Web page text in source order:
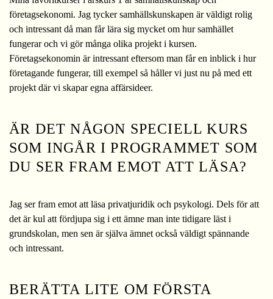
företagsekonomi. Jag tycker samhällskunskapen är väldigt rolig
och intressant då man får lära sig mycket om hur samhället
fungerar och vi gör många olika projekt i kursen.
Företagsekonomin är intressant eftersom man får en inblick i hur
företagande fungerar, till exempel så håller vi just nu på med ett
projekt där vi skapar egna affärsideer.
ÄR DET NÅGON SPECIELL KURS
SOM INGÅR I PROGRAMMET SOM
DU SER FRAM EMOT ATT LÄSA?
Jag ser fram emot att läsa privatjuridik och psykologi. Dels för att
det är kul att fördjupa sig i ett ämne man inte tidigare läst i
grundskolan, men sen är själva ämnet också väldigt spännande
och intressant.
BERÄTTA LITE OM FÖRSTA